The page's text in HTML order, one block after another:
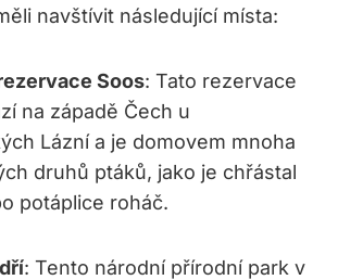
navštívit následující místa:
Soos: Tato rezervace
na západě Čech u
Lázní a je domovem mnoha
druhů ptáků, jako je chřástal
potáplice roháč.
: Tento národní přírodní park v